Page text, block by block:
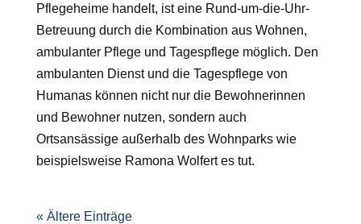
Pflegeheime handelt, ist eine Rund-um-die-Uhr-
Betreuung durch die Kombination aus Wohnen,
ambulanter Pflege und Tagespflege möglich. Den
ambulanten Dienst und die Tagespflege von
Humanas können nicht nur die Bewohnerinnen
und Bewohner nutzen, sondern auch
Ortsansässige außerhalb des Wohnparks wie
beispielsweise Ramona Wolfert es tut.
« Ältere Einträge